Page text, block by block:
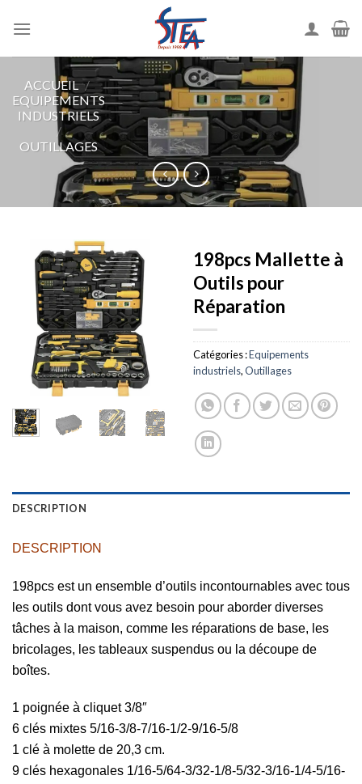
ACCUEIL /
EQUIPEMENTS
INDUSTRIELS
/
OUTILLAGES
198pcs Mallette à
Outils pour
Réparation
Catégories :Equipements
industriels,Outillages
DESCRIPTION
DESCRIPTION
198pcs est un ensemble d’outils incontournables avec tous
les outils dont vous avez besoin pour aborder diverses
tâches à la maison, comme les réparations de base, les
bricolages, les tableaux suspendus ou la découpe de
boîtes.
1 poignée à cliquet 3/8″
6 clés mixtes 5/16-3/8-7/16-1/2-9/16-5/8
1 clé à molette de 20,3 cm.
9 clés hexagonales 1/16-5/64-3/32-1/8-5/32-3/16-1/4-5/16-